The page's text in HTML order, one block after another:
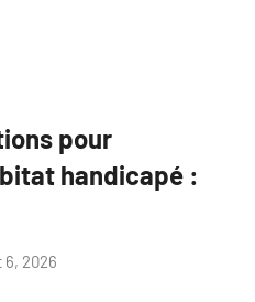
pour
handicapé :
6, 2026